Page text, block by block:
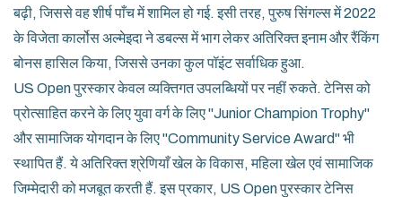
बढ़ी, जिससे वह शीर्ष पाँच में शामिल हो गई. इसी तरह, पुरुष सिंगल्स में 2022
के विजेता कार्लोस अल्मेइदा ने डबल्स में भाग लेकर अतिरिक्त इनाम और रैंकिंग
बोनस हासिल किया, जिससे उनका कुल पॉइंट सर्वाधिक हुआ.
US Open पुरस्कार केवल व्यक्तिगत उपलब्धियों पर नहीं रुकते. टेनिस को
प्रोत्साहित करने के लिए युवा वर्ग के लिए "Junior Champion Trophy"
और सामाजिक योगदान के लिए "Community Service Award" भी
स्थापित हैं. ये अतिरिक्त श्रेणियाँ खेल के विकास, महिला खेल एवं सामाजिक
जिम्मेदारी को मजबूत करती हैं. इस प्रकार, US Open पुरस्कार टेनिस